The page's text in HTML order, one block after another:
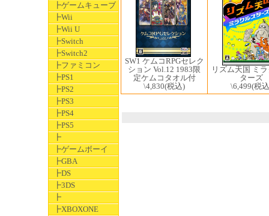
┣ゲームキューブ
┣Wii
┣Wii U
┣Switch
┣Switch2
┣ファミコン
┣PS1
┣PS2
┣PS3
┣PS4
┣PS5
┣
┣ゲームボーイ
┣GBA
┣DS
┣3DS
┣
┣XBOXONE
SW1 ケムコRPGセレク
ション Vol.12 1983限
定ケムコタオル付
\4,830(税込)
リズム天国 ミ
ターズ
\6,499(税